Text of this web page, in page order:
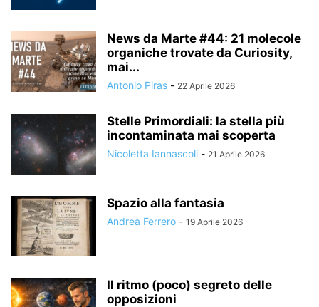
News da Marte #44: 21 molecole
organiche trovate da Curiosity,
mai...
Antonio Piras - 22 Aprile 2026
Stelle Primordiali: la stella più
incontaminata mai scoperta
Nicoletta Iannascoli - 21 Aprile 2026
Spazio alla fantasia
Andrea Ferrero - 19 Aprile 2026
Il ritmo (poco) segreto delle
opposizioni